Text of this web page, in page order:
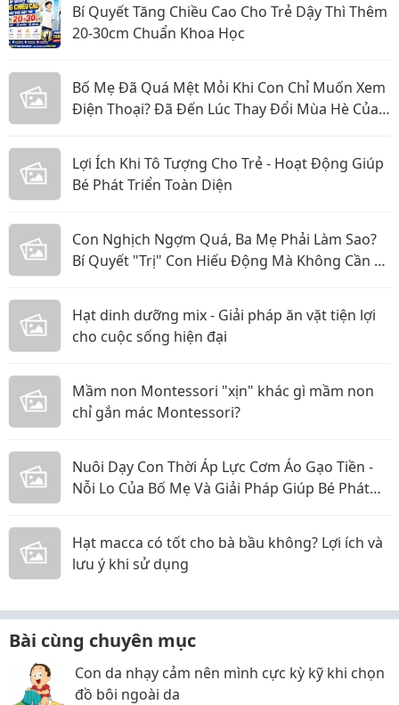
Bí Quyết Tăng Chiều Cao Cho Trẻ Dậy Thì Thêm
20-30cm Chuẩn Khoa Học
Bố Mẹ Đã Quá Mệt Mỏi Khi Con Chỉ Muốn Xem
Điện Thoại? Đã Đến Lúc Thay Đổi Mùa Hè Của
Lợi Ích Khi Tô Tượng Cho Trẻ - Hoạt Động Giúp
Bé Phát Triển Toàn Diện
Con Nghịch Ngợm Quá, Ba Mẹ Phải Làm Sao?
Bí Quyết "Trị" Con Hiếu Động Mà Không Cần La
Hạt dinh dưỡng mix - Giải pháp ăn vặt tiện lợi
cho cuộc sống hiện đại
Mầm non Montessori "xịn" khác gì mầm non
chỉ gắn mác Montessori?
Nuôi Dạy Con Thời Áp Lực Cơm Áo Gạo Tiền -
Nỗi Lo Của Bố Mẹ Và Giải Pháp Giúp Bé Phát
Hạt macca có tốt cho bà bầu không? Lợi ích và
lưu ý khi sử dụng
Bài cùng chuyên mục
Con da nhạy cảm nên mình cực kỳ kỹ khi chọn
đồ bôi ngoài da